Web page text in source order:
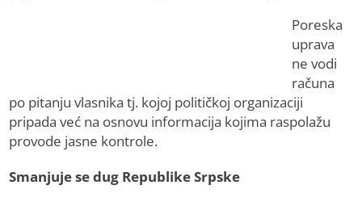
Poreska
uprava
ne vodi
računa
po pitanju vlasnika tj. kojoj političkoj organizaciji
pripada već na osnovu informacija kojima raspolažu
provode jasne kontrole.
Smanjuje se dug Republike Srpske